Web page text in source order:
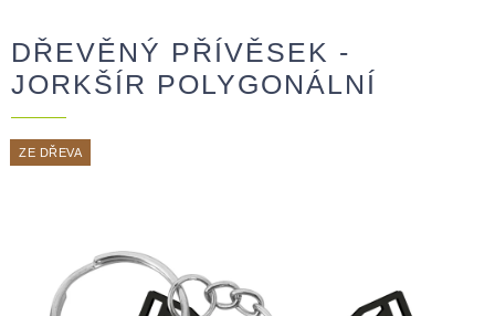
DŘEVĚNÝ PŘÍVĚSEK -
JORKŠÍR POLYGONÁLNÍ
ZE DŘEVA